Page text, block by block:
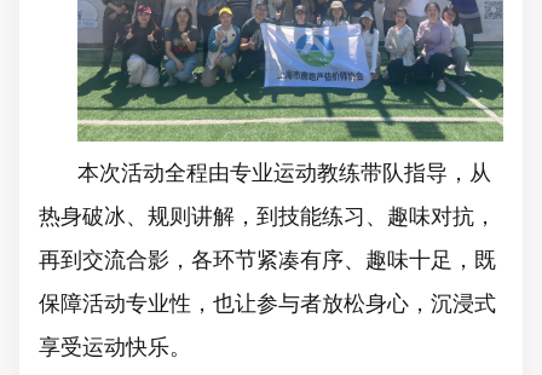
本次活动全程由专业运动教练带队指导，从
热身破冰、规则讲解，到技能练习、趣味对抗，
再到交流合影，各环节紧凑有序、趣味十足，既
保障活动专业性，也让参与者放松身心，沉浸式
享受运动快乐。